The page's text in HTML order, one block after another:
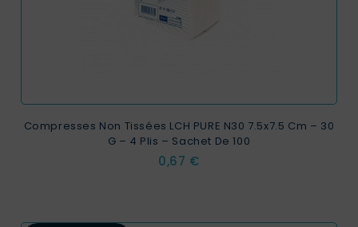
Compresses Non Tissées LCH PURE N30 7.5x7.5 Cm – 30
G – 4 Plis – Sachet De 100
Prix
0,67 €